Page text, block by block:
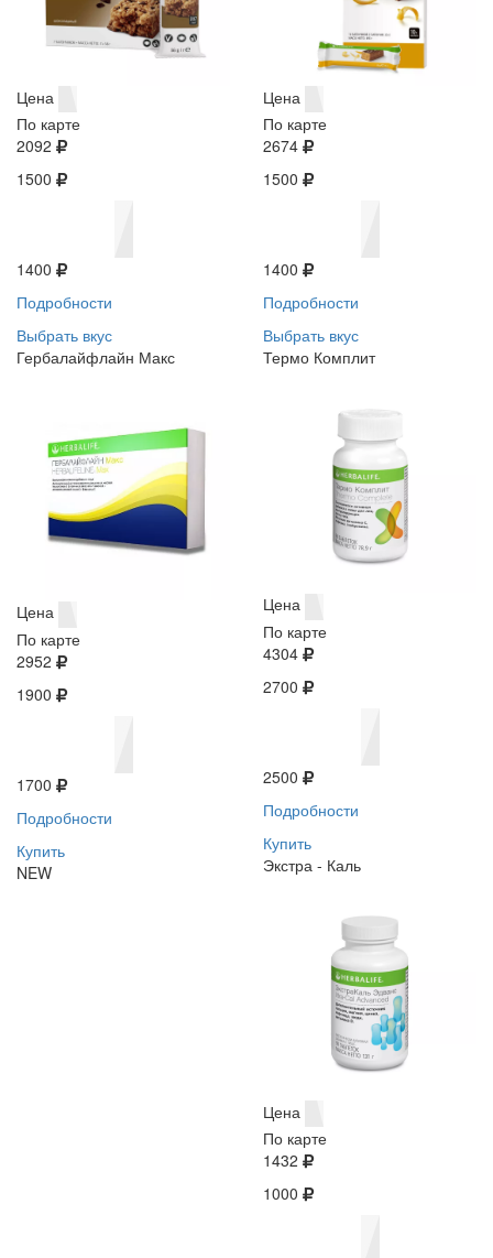
Цена
По карте
2092
1500
1400
Подробности
Выбрать вкус
Цена
По карте
2674
1500
1400
Подробности
Выбрать вкус
Гербалайфлайн Макс
Цена
По карте
2952
1900
1700
Подробности
Купить
NEW
Термо Комплит
Цена
По карте
4304
2700
2500
Подробности
Купить
Экстра - Каль
Цена
По карте
1432
1000